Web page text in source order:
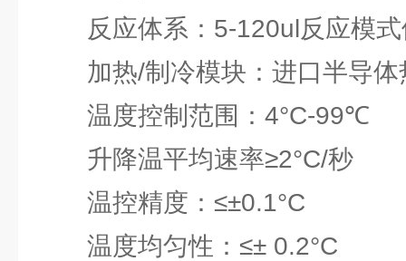
反应体系：5-120ul反应模式
加热/制冷模块：进口半导体
温度控制范围：4°C-99℃
升降温平均速率≥2°C/秒
温控精度：≤±0.1°C
温度均匀性：≤± 0.2°C